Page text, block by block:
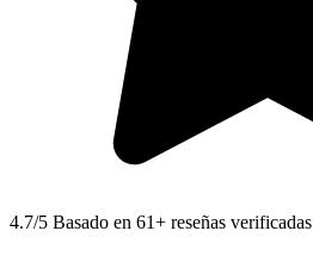
4.7/5 Basado en 61+ reseñas verificadas